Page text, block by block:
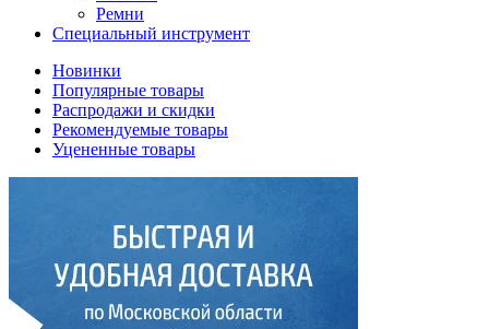
Ремни
Специальный инструмент
Новинки
Популярные товары
Распродажи и скидки
Рекомендуемые товары
Уцененные товары